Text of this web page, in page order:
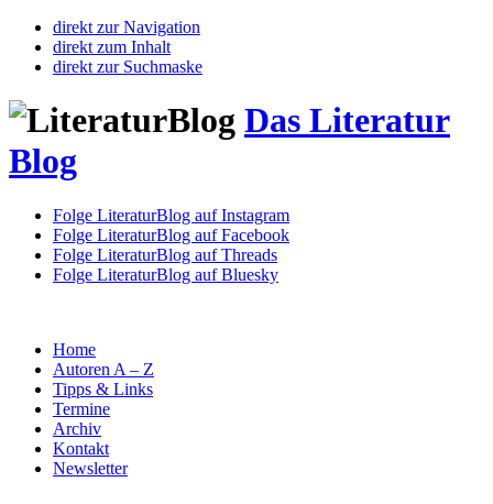
direkt zur Navigation
direkt zum Inhalt
direkt zur Suchmaske
Das Literatur
Blog
Folge LiteraturBlog auf Instagram
Folge LiteraturBlog auf Facebook
Folge LiteraturBlog auf Threads
Folge LiteraturBlog auf Bluesky
Home
Autoren A – Z
Tipps & Links
Termine
Archiv
Kontakt
Newsletter